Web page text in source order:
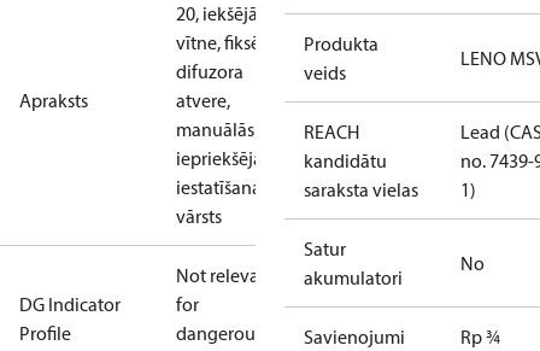
Apraksts
20, iekšējā
vītne, fiksēta
difuzora
atvere,
manuālās
iepriekšējās
iestatīšanas
vārsts
DG Indicator
Profile
Not relevant
for
dangerous
Produkta
veids
LENO
REACH
kandidātu
saraksta vielas
Lead
no. 7439-
1)
Satur
akumulatori
No
Savienojumi Rp ¾